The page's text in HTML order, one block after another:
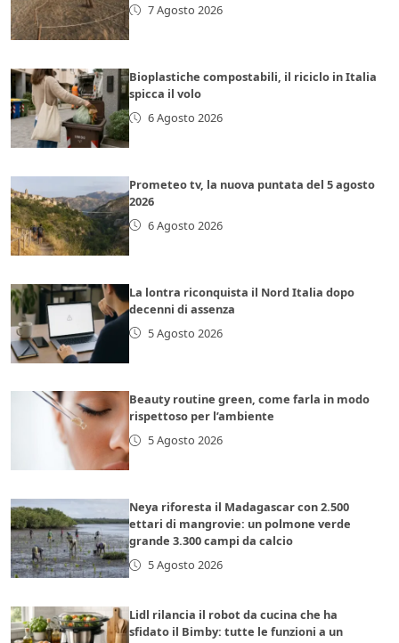
7 Agosto 2026
Bioplastiche compostabili, il riciclo in Italia
spicca il volo
6 Agosto 2026
Prometeo tv, la nuova puntata del 5 agosto
2026
6 Agosto 2026
La lontra riconquista il Nord Italia dopo
decenni di assenza
5 Agosto 2026
Beauty routine green, come farla in modo
rispettoso per l’ambiente
5 Agosto 2026
Neya riforesta il Madagascar con 2.500
ettari di mangrovie: un polmone verde
grande 3.300 campi da calcio
5 Agosto 2026
Lidl rilancia il robot da cucina che ha
sfidato il Bimby: tutte le funzioni a un